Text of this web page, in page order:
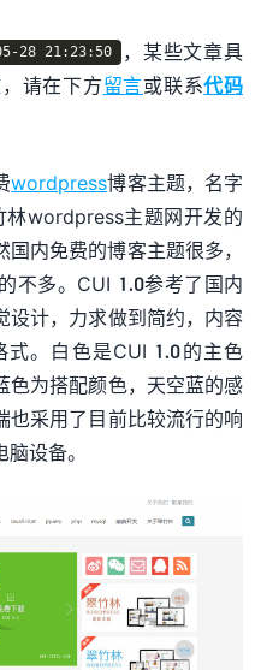
28 21:23:50
，某些文章具
请在下方留言或联系代码
wordpress博客主题，名字
林wordpress主题网开发的
内免费的博客主题很多，
不多。CUI 1.0参考了国内
设计，力求做到简约，内容
。白色是CUI 1.0的主色
色为搭配颜色，天空蓝的感
也采用了目前比较流行的响
设备。